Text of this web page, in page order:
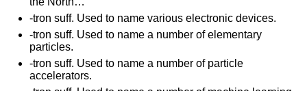
-tron suff. Used to name various electronic devices.
-tron suff. Used to name a number of elementary
particles.
-tron suff. Used to name a number of particle
accelerators.